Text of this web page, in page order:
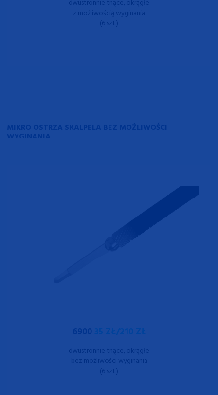
dwustronnie tnące, okrągłe
z możliwością wyginania
(6 szt.)
MIKRO OSTRZA SKALPELA BEZ MOŻLIWOŚCI
WYGINANIA
6900 35 ZŁ/210 ZŁ
dwustronnie tnące, okrągłe
bez możliwości wyginania
(6 szt.)